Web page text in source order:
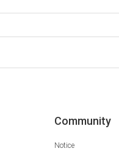
Community
Notice